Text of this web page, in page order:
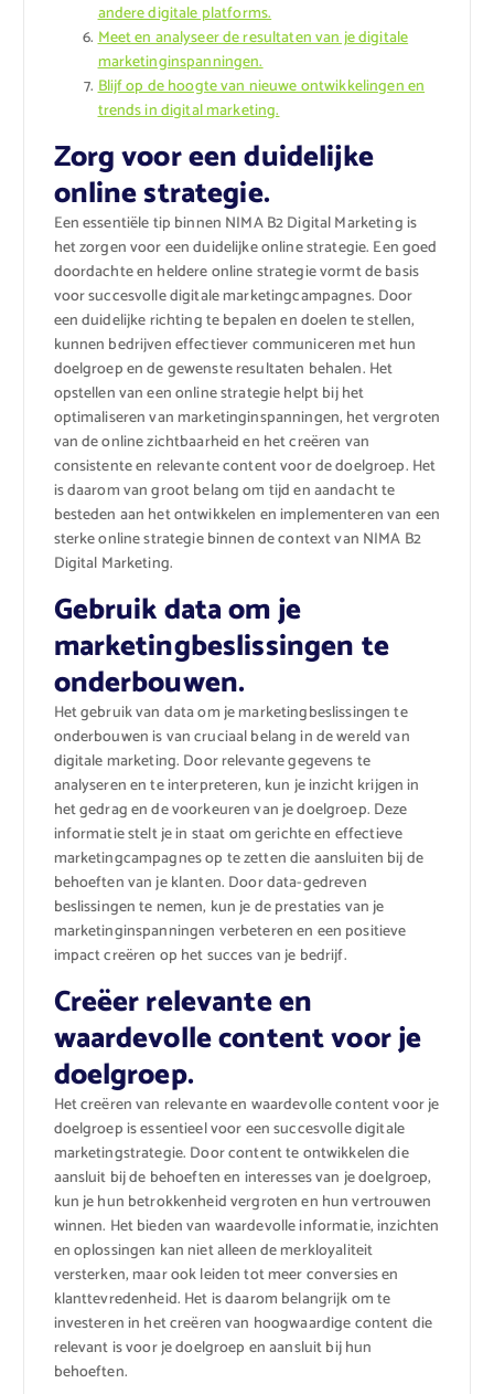
andere digitale platforms.
Meet en analyseer de resultaten van je digitale
marketinginspanningen.
Blijf op de hoogte van nieuwe ontwikkelingen en
trends in digital marketing.
Zorg voor een duidelijke
online strategie.
Een essentiële tip binnen NIMA B2 Digital Marketing is
het zorgen voor een duidelijke online strategie. Een goed
doordachte en heldere online strategie vormt de basis
voor succesvolle digitale marketingcampagnes. Door
een duidelijke richting te bepalen en doelen te stellen,
kunnen bedrijven effectiever communiceren met hun
doelgroep en de gewenste resultaten behalen. Het
opstellen van een online strategie helpt bij het
optimaliseren van marketinginspanningen, het vergroten
van de online zichtbaarheid en het creëren van
consistente en relevante content voor de doelgroep. Het
is daarom van groot belang om tijd en aandacht te
besteden aan het ontwikkelen en implementeren van een
sterke online strategie binnen de context van NIMA B2
Digital Marketing.
Gebruik data om je
marketingbeslissingen te
onderbouwen.
Het gebruik van data om je marketingbeslissingen te
onderbouwen is van cruciaal belang in de wereld van
digitale marketing. Door relevante gegevens te
analyseren en te interpreteren, kun je inzicht krijgen in
het gedrag en de voorkeuren van je doelgroep. Deze
informatie stelt je in staat om gerichte en effectieve
marketingcampagnes op te zetten die aansluiten bij de
behoeften van je klanten. Door data-gedreven
beslissingen te nemen, kun je de prestaties van je
marketinginspanningen verbeteren en een positieve
impact creëren op het succes van je bedrijf.
Creëer relevante en
waardevolle content voor je
doelgroep.
Het creëren van relevante en waardevolle content voor je
doelgroep is essentieel voor een succesvolle digitale
marketingstrategie. Door content te ontwikkelen die
aansluit bij de behoeften en interesses van je doelgroep,
kun je hun betrokkenheid vergroten en hun vertrouwen
winnen. Het bieden van waardevolle informatie, inzichten
en oplossingen kan niet alleen de merkloyaliteit
versterken, maar ook leiden tot meer conversies en
klanttevredenheid. Het is daarom belangrijk om te
investeren in het creëren van hoogwaardige content die
relevant is voor je doelgroep en aansluit bij hun
behoeften.